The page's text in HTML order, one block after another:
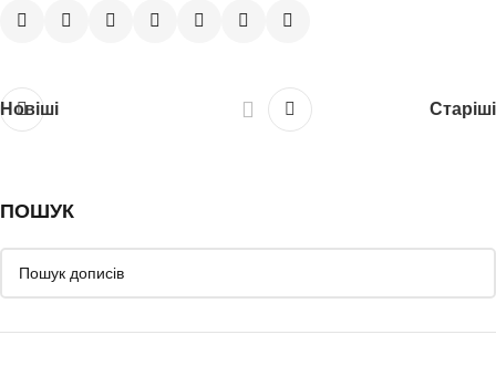
Новіші Старіші
ПОШУК